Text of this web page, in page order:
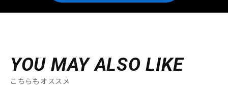
YOU MAY ALSO LIKE
こちらもオススメ